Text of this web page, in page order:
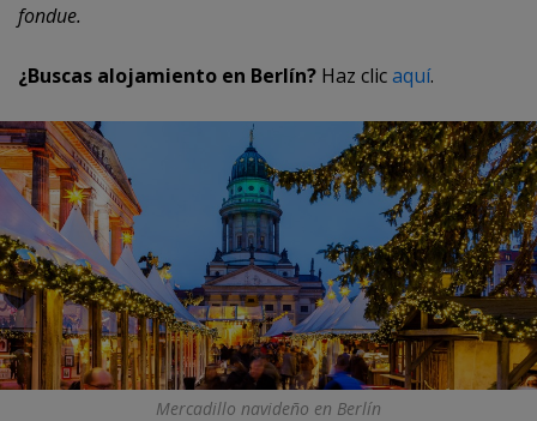
fondue.
¿Buscas alojamiento en Berlín? Haz clicaquí.
Mercadillo navideño en Berlín